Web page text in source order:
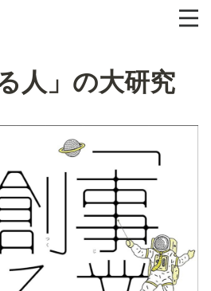
人」の大研究